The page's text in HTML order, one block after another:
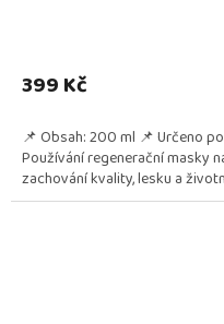
399 Kč
📌 Obsah: 200 ml 📌 Určeno
Používání regenerační masky
zachování kvality, lesku a